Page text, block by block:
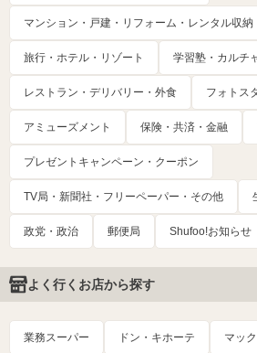
マンション・戸建・リフォーム・レンタル収納
旅行・ホテル・リゾート 学習塾・カルチ
レストラン・デリバリー・外食 フォトス
アミューズメント 保険・共済・金融
プレゼントキャンペーン・クーポン
TV局・新聞社・フリーペーパー・その他
政党・政治 郵便局 Shufoo!お知らせ
よく行くお店から探す
業務スーパー ドン・キホーテ マッ